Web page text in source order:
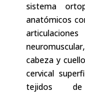
sistema
anatómicos
cabeza y
cervical
tejidos